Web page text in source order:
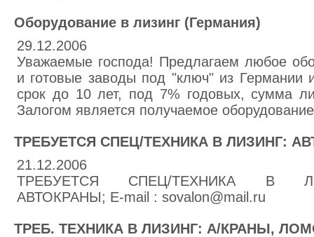
Оборудование в лизинг (Германия)
29.12.2006
Уважаемые господа! Предлагаем любое
и готовые заводы под "ключ" из Германии
срок до 10 лет, под 7% годовых, сумма
Залогом является получаемое
ТРЕБУЕТСЯ СПЕЦ/ТЕХНИКА В ЛИЗИНГ:
21.12.2006
ТРЕБУЕТСЯ СПЕЦ/ТЕХНИКА В
АВТОКРАНЫ; E-mail : sovalon@mail.ru
ТРЕБ. ТЕХНИКА В ЛИЗИНГ: А/КРАНЫ,